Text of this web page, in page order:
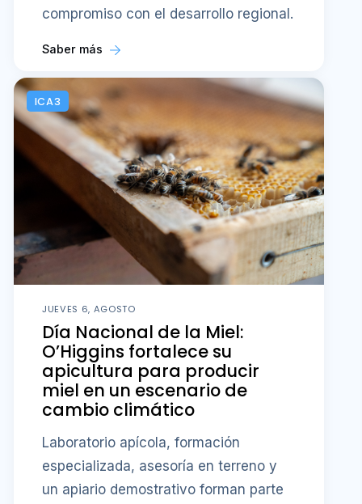
compromiso con el desarrollo regional.
Saber más
ICA3
JUEVES 6, AGOSTO
Día Nacional de la Miel:
O’Higgins fortalece su
apicultura para producir
miel en un escenario de
cambio climático
Laboratorio apícola, formación
especializada, asesoría en terreno y
un apiario demostrativo forman parte